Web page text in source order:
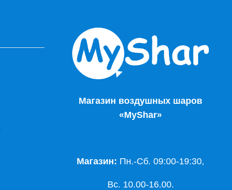
Магазин воздушных шаров
«MyShar»
Магазин: Пн.-Сб. 09:00-19:30,
Вс. 10.00-16.00.